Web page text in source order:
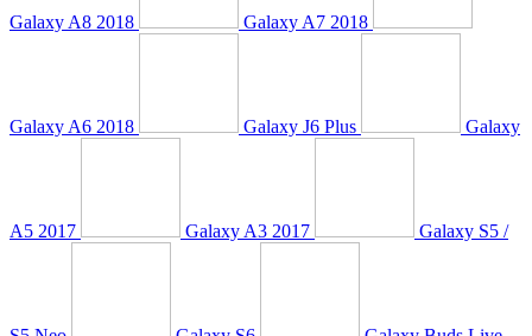
Galaxy A8 2018 Galaxy A7 2018
Galaxy A6 2018 Galaxy J6 Plus Galaxy
A5 2017 Galaxy A3 2017 Galaxy S5 /